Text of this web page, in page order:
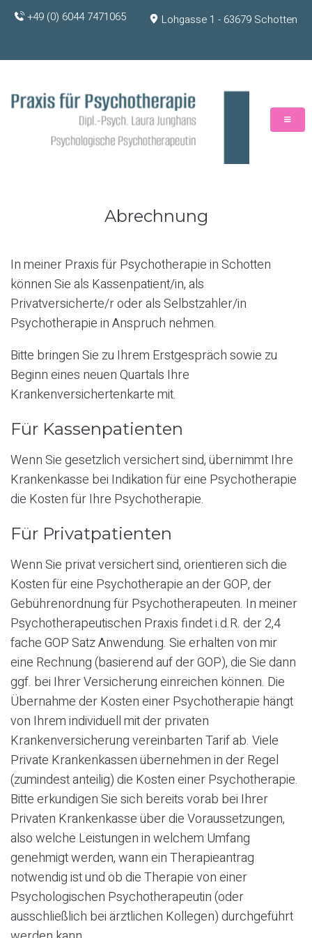
Skip +49 (0) 6044 7471065
Lohgasse 1 - 63679 Schotten
&&&
Abrechnung
In meiner Praxis für Psychotherapie in Schotten
können Sie als Kassenpatient/in, als
Privatversicherte/r oder als Selbstzahler/in
Psychotherapie in Anspruch nehmen.
Bitte bringen Sie zu Ihrem Erstgespräch sowie zu
Beginn eines neuen Quartals Ihre
Krankenversichertenkarte mit.
Für Kassenpatienten
Wenn Sie gesetzlich versichert sind, übernimmt Ihre
Krankenkasse bei Indikation für eine Psychotherapie
die Kosten für Ihre Psychotherapie.
Für Privatpatienten
Wenn Sie privat versichert sind, orientieren sich die
Kosten für eine Psychotherapie an der GOP, der
Gebührenordnung für Psychotherapeuten. In meiner
Psychotherapeutischen Praxis findet i.d.R. der 2,4
fache GOP Satz Anwendung. Sie erhalten von mir
eine Rechnung (basierend auf der GOP), die Sie dann
ggf. bei Ihrer Versicherung einreichen können. Die
Übernahme der Kosten einer Psychotherapie hängt
von Ihrem individuell mit der privaten
Krankenversicherung vereinbarten Tarif ab. Viele
Private Krankenkassen übernehmen in der Regel
(zumindest anteilig) die Kosten einer Psychotherapie.
Bitte erkundigen Sie sich bereits vorab bei Ihrer
Privaten Krankenkasse über die Voraussetzungen,
also welche Leistungen in welchem Umfang
genehmigt werden, wann ein Therapieantrag
notwendig ist und ob die Therapie von einer
Psychologischen Psychotherapeutin (oder
ausschließlich bei ärztlichen Kollegen) durchgeführt